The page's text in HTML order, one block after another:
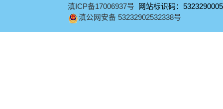
滇ICP备17006937号 网站标识码：5323290005
滇公网安备 53232902532338号